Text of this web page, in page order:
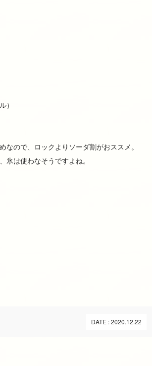
）
ので、ロックよりソーダ割がおススメ。
は使わなそうですよね。
DATE : 2020.12.22